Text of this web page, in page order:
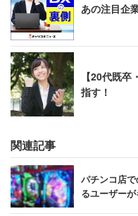
あの注目企
【20代既
指す！
関連記事
パチンコ店
るユーザー